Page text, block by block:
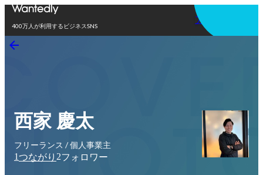
400万人が利用するビジネスSNS
アプリを使う
西家 慶太
フリーランス / 個人事業主
1つながり 2フォロワー